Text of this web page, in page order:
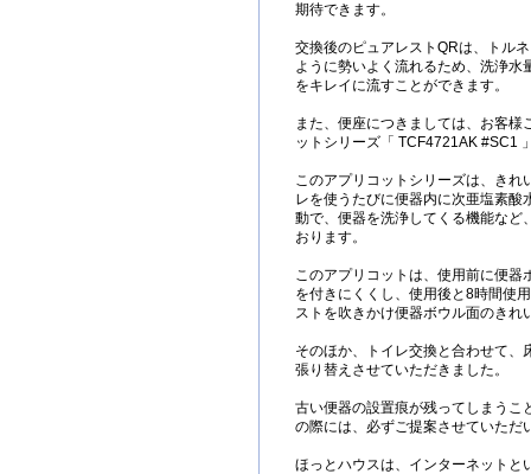
期待できます。
交換後のピュアレストQRは、トル
ように勢いよく流れるため、洗浄水
をキレイに流すことができます。
また、便座につきましては、お客様
ットシリーズ「 TCF4721AK #SC1
このアプリコットシリーズは、きれ
レを使うたびに便器内に次亜塩素酸
動で、便器を洗浄してくる機能など
おります。
このアプリコットは、使用前に便器
を付きにくくし、使用後と8時間使
ストを吹きかけ便器ボウル面のきれ
そのほか、トイレ交換と合わせて、
張り替えさせていただきました。
古い便器の設置痕が残ってしまうこ
の際には、必ずご提案させていただ
ほっとハウスは、インターネットと